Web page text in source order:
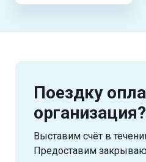
Поездку
организация?
Выставим счёт в
Предоставим